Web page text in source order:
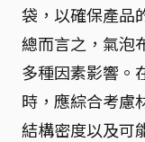
袋，以確保產品
總而言之，氣泡
多種因素影響。
時，應綜合考慮
結構密度以及可